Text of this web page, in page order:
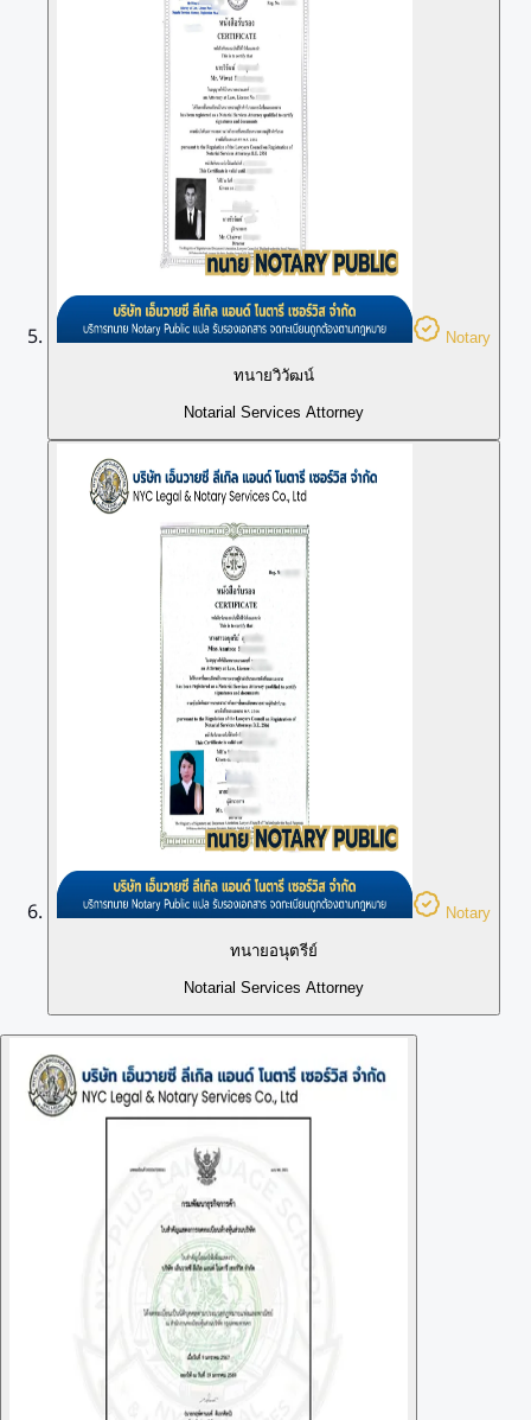
Notary
ทนายวิวัฒน์
Notarial Services Attorney
Notary
ทนายอนุตรีย์
Notarial Services Attorney